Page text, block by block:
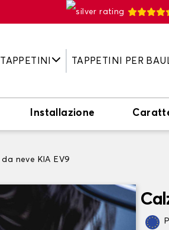
TAPPETINI TAPPETINI PER
Installazione
neve KIA EV9